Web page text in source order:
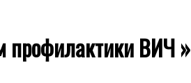
профилактики ВИЧ »